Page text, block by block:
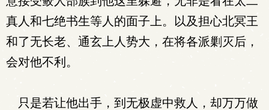
真人和七绝书生等人的面子上。以及担心北冥王
和了无长老、通玄上人势大，在将各派剿灭后，
会对他不利。
只是若让他出手，到无极虚中救人，却万万做